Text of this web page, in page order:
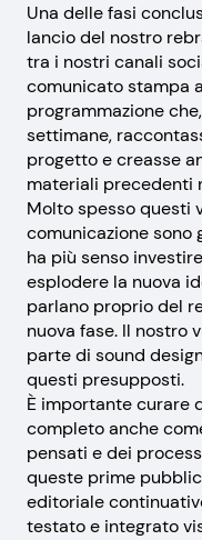
Una delle fasi
lancio del nostro
tra i nostri canali
comunicato stampa
programmazione
settimane,
progetto e creasse
materiali precedenti
Molto spesso questi
comunicazione sono
ha più senso
esplodere la nuova
parlano proprio del
nuova fase. Il nostro
parte di sound
questi presupposti.
È importante curare
completo anche
pensati e dei
queste prime
editoriale
testato e integrato